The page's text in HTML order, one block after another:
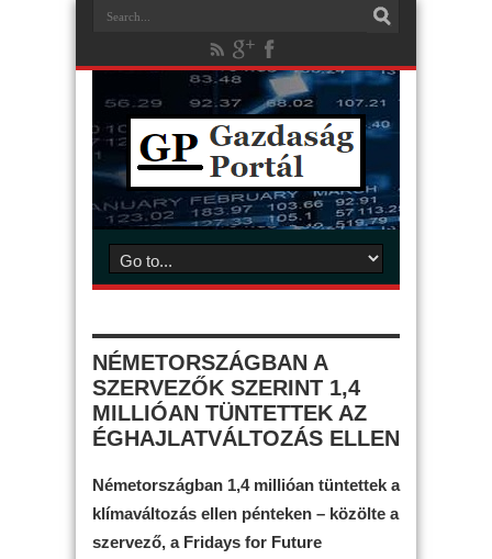
NÉMETORSZÁGBAN A
SZERVEZŐK SZERINT 1,4
MILLIÓAN TÜNTETTEK AZ
ÉGHAJLATVÁLTOZÁS ELLEN
Németországban 1,4 millióan tüntettek a
klímaváltozás ellen pénteken – közölte a
szervező, a Fridays for Future